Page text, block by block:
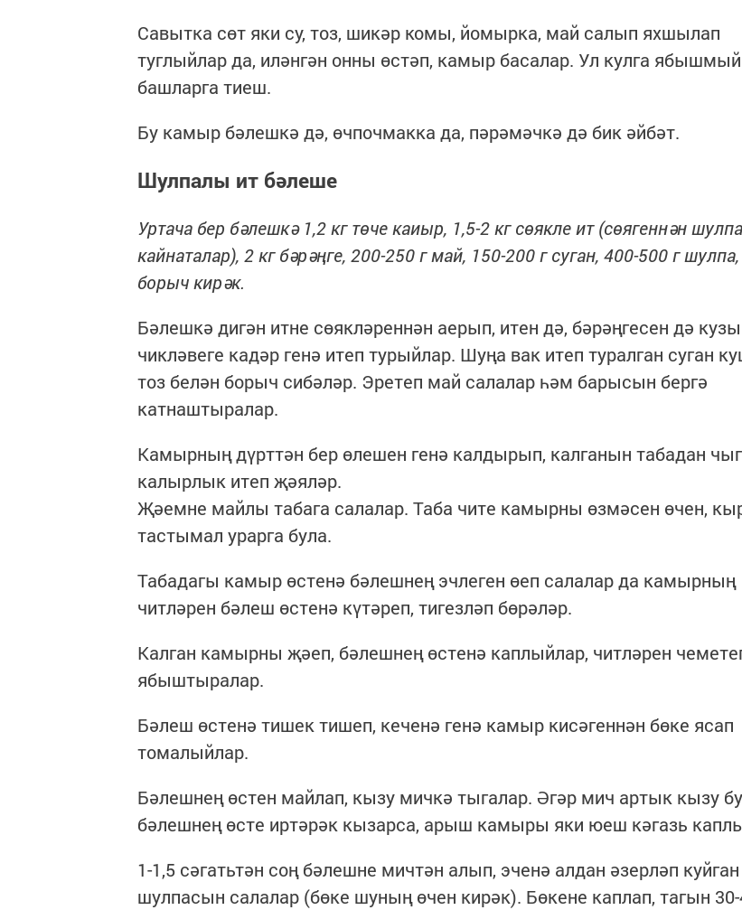
Савытка сөт яки су, тоз, шикәр комы, йомырка, май салып яхшылап
туглыйлар да, иләнгән онны өстәп, камыр басалар. Ул кулга ябышмый
башларга тиеш.
Бу камыр бәлешкә дә, өчпочмакка да, пәрәмәчкә дә бик әйбәт.
Шулпалы ит бәлеше
Уртача бер бәлешкә 1,2 кг төче каиыр, 1,5-2 кг сөякле ит (сөягеннән шулпа
кайнаталар), 2 кг бәрәңге, 200-250 г май, 150-200 г суган, 400-500 г
борыч кирәк.
Бәлешкә дигән итне сөякләреннән аерып, итен дә, бәрәңгесен дә кузы
чикләвеге кадәр генә итеп турыйлар. Шуңа вак итеп туралган суган
тоз белән борыч сибәләр. Эретеп май салалар һәм барысын бергә
катнаштыралар.
Камырның дүрттән бер өлешен генә калдырып, калганын табадан
калырлык итеп җәяләр.
Җәемне майлы табага салалар. Таба чите камырны өзмәсен өчен,
тастымал урарга була.
Табадагы камыр өстенә бәлешнең эчлеген өеп салалар да камырның
читләрен бәлеш өстенә күтәреп, тигезләп бөрәләр.
Калган камырны җәеп, бәлешнең өстенә каплыйлар, читләрен
ябыштыралар.
Бәлеш өстенә тишек тишеп, кеченә генә камыр кисәгеннән бөке ясап
томалыйлар.
Бәлешнең өстен майлап, кызу мичкә тыгалар. Әгәр мич артык кызу
бәлешнең өсте иртәрәк кызарса, арыш камыры яки юеш кәгазь
1-1,5 сәгатьтән соң бәлешне мичтән алып, эченә алдан әзерләп
шулпасын салалар (бөке шуның өчен кирәк). Бөкене каплап, тагын